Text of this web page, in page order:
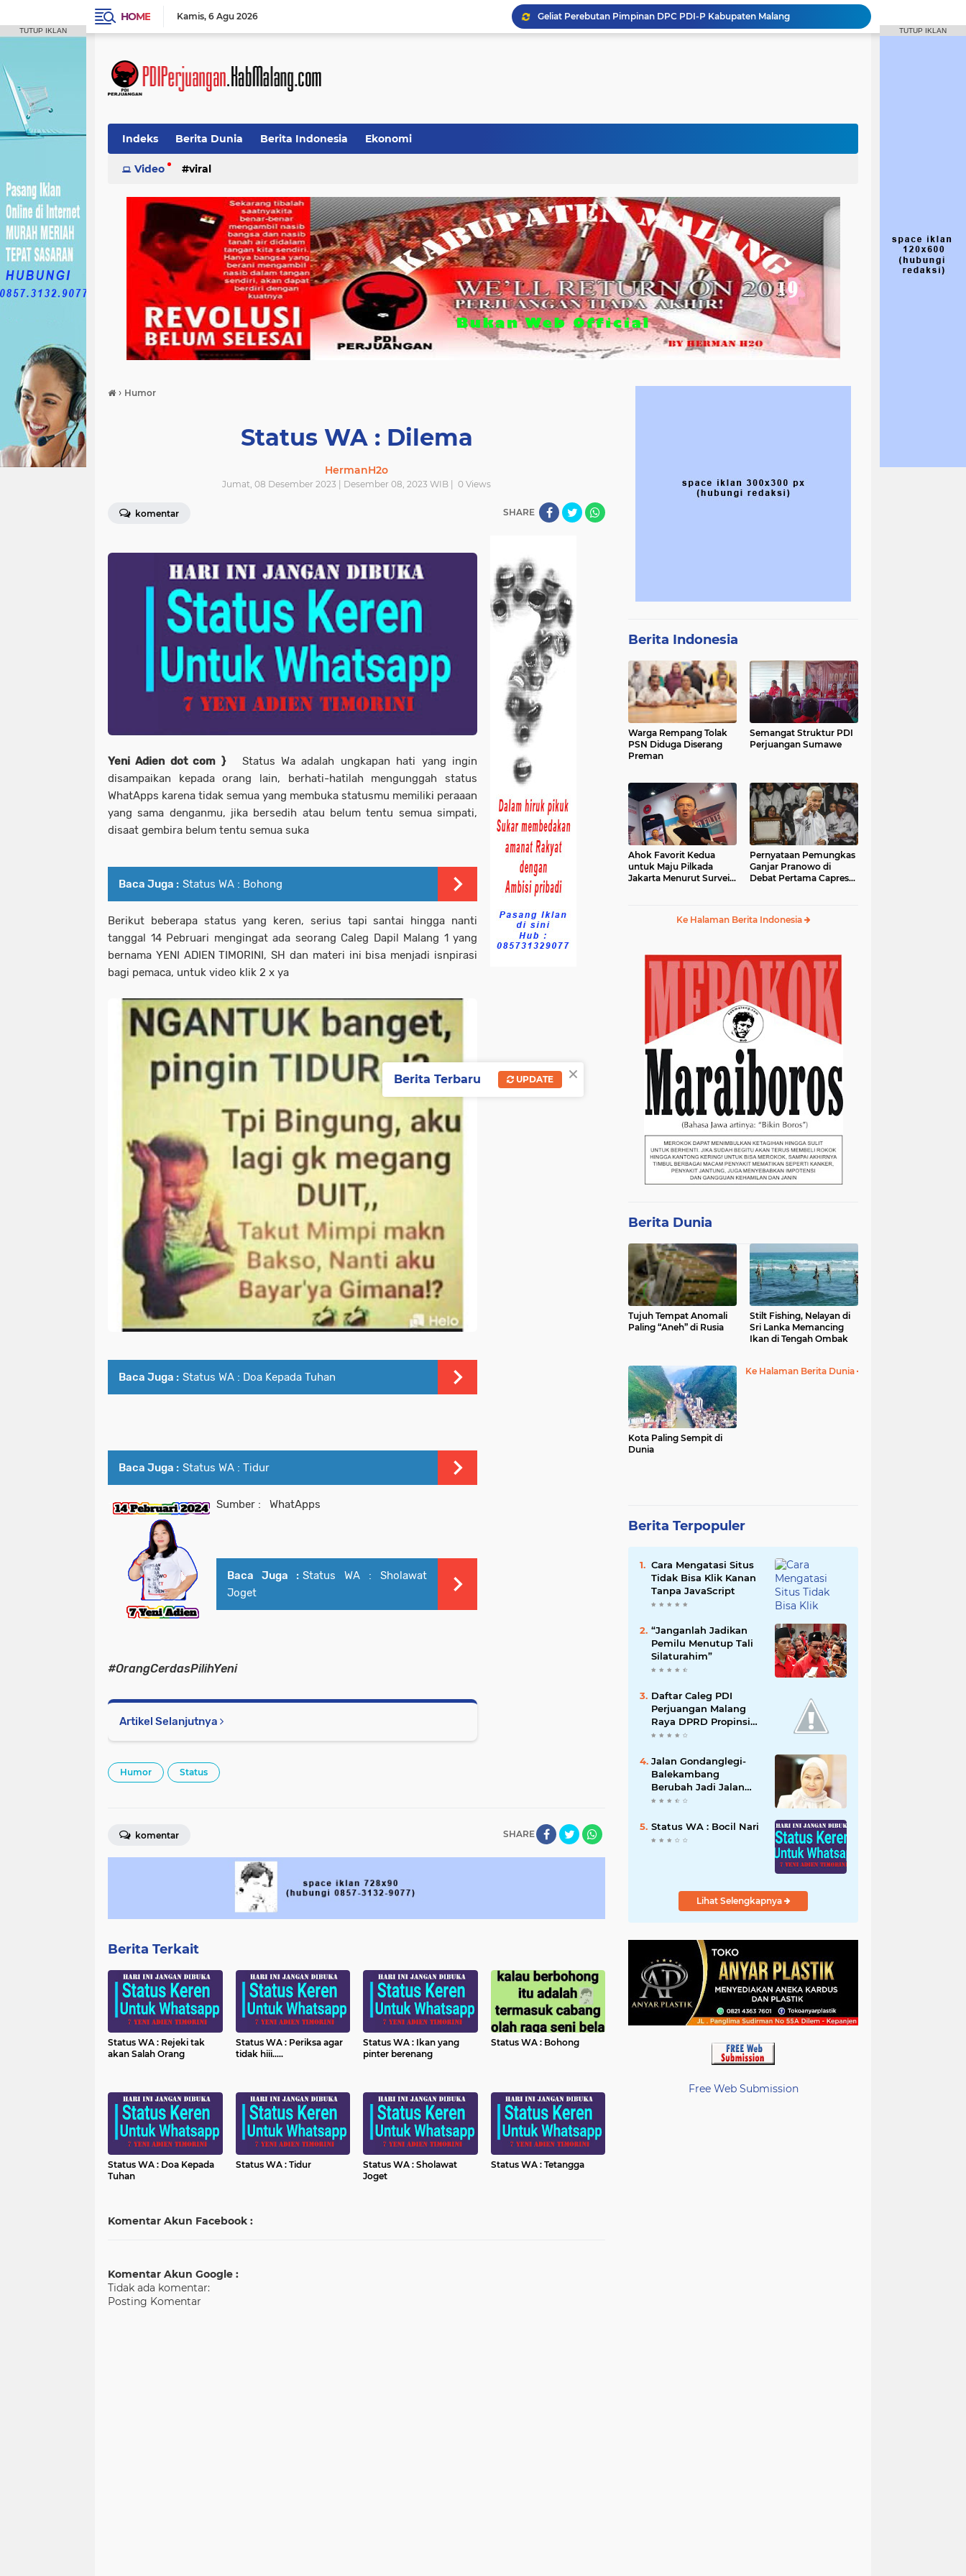
HOME Kamis 6 Agu 2026
Geliat Perebutan Pimpinan DPC PDI-P Kabupaten Malang
Jalan Gondanglegi-Balekambang Berubah Jadi Jalan Nasional, Dewanti Rumpoko Beber Dampaknya [NUSANTARANEW.CO]
Hasto Kembali Jabat Sekjen PDIP
Indeks Berita Dunia Berita Indonesia Ekonomi
Video viral
› Humor
Status WA : Dilema
HermanH2o
Jumat, 08 Desember 2023 | Desember 08, 2023 WIB | 0 Views
komentar SHARE
Yeni Adien dot com }
Status Wa adalah ungkapan hati yang ingin
disampaikan kepada orang lain, berhati-hatilah mengunggah status
WhatApps karena tidak semua yang membuka statusmu memiliki peraaan
yang sama denganmu, jika bersedih atau belum tentu semua simpati,
disaat gembira belum tentu semua suka
Baca Juga : Status WA : Bohong
Berikut beberapa status yang keren, serius tapi santai hingga nanti
tanggal 14 Pebruari mengingat ada seorang Caleg Dapil Malang 1 yang
bernama YENI ADIEN TIMORINI, SH dan materi ini bisa menjadi isnpirasi
bagi pemaca, untuk video klik 2 x ya
Baca Juga : Status WA : Doa Kepada Tuhan
Baca Juga : Status WA : Tidur
Sumber : WhatApps
Baca Juga : Status WA : Sholawat
Joget
#OrangCerdasPilihYeni
Artikel Selanjutnya
Humor Status
SHARE
komentar
Berita Terkait
Status WA : Rejeki tak
akan Salah Orang
Status WA : Periksa agar
tidak hiii.....
Status WA : Ikan yang
pinter berenang
Status WA : Bohong
Status WA : Doa Kepada
Tuhan
Status WA : Tidur
Status WA : Sholawat
Joget
Status WA : Tetangga
Komentar Akun Facebook :
Komentar Akun Google :
Tidak ada komentar:
Posting Komentar
Berita Indonesia
Warga Rempang Tolak
PSN Diduga Diserang
Preman
Semangat Struktur PDI
Perjuangan Sumawe
Ahok Favorit Kedua
untuk Maju Pilkada
Jakarta Menurut Survei
Pernyataan Pemungkas
Ganjar Pranowo di
Debat Pertama Capres
Ke Halaman Berita Indonesia
Berita Dunia
Tujuh Tempat Anomali
Paling “Aneh” di Rusia
Stilt Fishing, Nelayan di
Sri Lanka Memancing
Ikan di Tengah Ombak
Kota Paling Sempit di
Dunia
Ke Halaman Berita Dunia
Berita Terpopuler
Cara Mengatasi Situs
Tidak Bisa Klik Kanan
Tanpa JavaScript
“Janganlah Jadikan
Pemilu Menutup Tali
Silaturahim”
Daftar Caleg PDI
Perjuangan Malang
Raya DPRD Propinsi
jawa Timur 2019
Jalan Gondanglegi-
Balekambang
Berubah Jadi Jalan
Nasional, Dewanti
Dampaknya
[NUSANTARANEW.CO]
Status WA : Bocil Nari
Lihat Selengkapnya
Free Web Submission
TUTUP IKLAN TUTUP IKLAN
×
Berita Terbaru UPDATE